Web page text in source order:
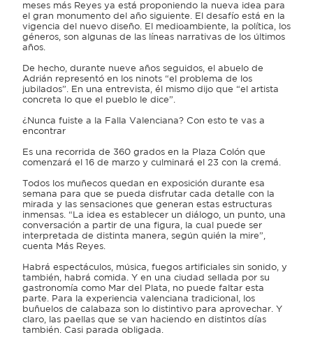
meses más Reyes ya está proponiendo la nueva idea para
el gran monumento del año siguiente. El desafío está en la
vigencia del nuevo diseño. El medioambiente, la política, los
géneros, son algunas de las líneas narrativas de los últimos
años.
De hecho, durante nueve años seguidos, el abuelo de
Adrián representó en los ninots “el problema de los
jubilados”. En una entrevista, él mismo dijo que “el artista
concreta lo que el pueblo le dice”.
¿Nunca fuiste a la Falla Valenciana? Con esto te vas a
encontrar
Es una recorrida de 360 grados en la Plaza Colón que
comenzará el 16 de marzo y culminará el 23 con la cremá.
Todos los muñecos quedan en exposición durante esa
semana para que se pueda disfrutar cada detalle con la
mirada y las sensaciones que generan estas estructuras
inmensas. “La idea es establecer un diálogo, un punto, una
conversación a partir de una figura, la cual puede ser
interpretada de distinta manera, según quién la mire”,
cuenta Más Reyes.
Habrá espectáculos, música, fuegos artificiales sin sonido, y
también, habrá comida. Y en una ciudad sellada por su
gastronomía como Mar del Plata, no puede faltar esta
parte. Para la experiencia valenciana tradicional, los
buñuelos de calabaza son lo distintivo para aprovechar. Y
claro, las paellas que se van haciendo en distintos días
también. Casi parada obligada.